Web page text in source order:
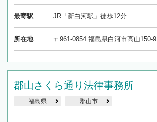
最寄駅 JR「新白河駅」徒歩12分
所在地 〒961-0854 福島県白河市高山150-9
郡山さくら通り法律事務所
福島県 郡山市